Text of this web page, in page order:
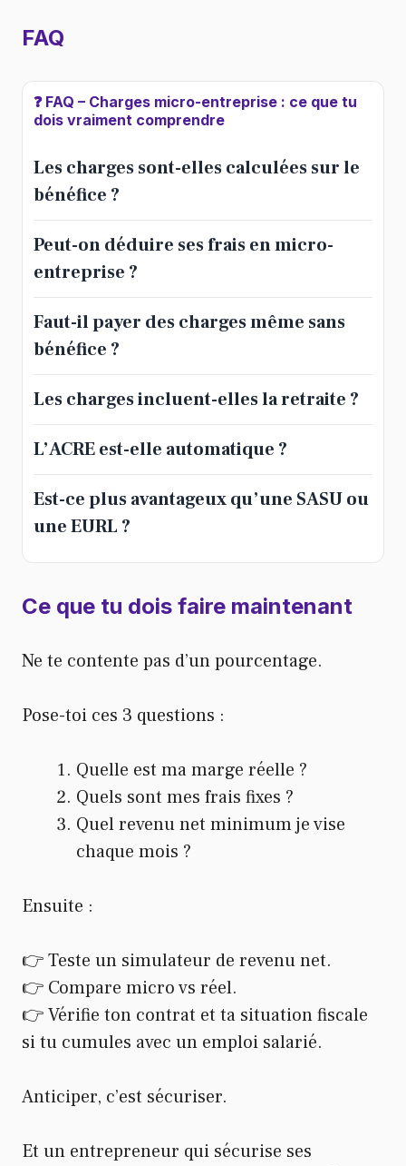
FAQ
❓ FAQ – Charges micro-entreprise : ce que tu
dois vraiment comprendre
Les charges sont-elles calculées sur le
bénéfice ?
Peut-on déduire ses frais en micro-
entreprise ?
Faut-il payer des charges même sans
bénéfice ?
Les charges incluent-elles la retraite ?
L’ACRE est-elle automatique ?
Est-ce plus avantageux qu’une SASU ou
une EURL ?
Ce que tu dois faire maintenant
Ne te contente pas d’un pourcentage.
Pose-toi ces 3 questions :
Quelle est ma marge réelle ?
Quels sont mes frais fixes ?
Quel revenu net minimum je vise
chaque mois ?
Ensuite :
👉 Teste un simulateur de revenu net.
👉 Compare micro vs réel.
👉 Vérifie ton contrat et ta situation fiscale
si tu cumules avec un emploi salarié.
Anticiper, c’est sécuriser.
Et un entrepreneur qui sécurise ses